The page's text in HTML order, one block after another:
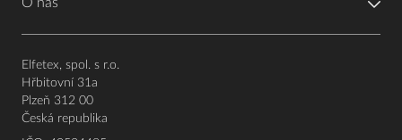
O nás
Elfetex, spol. s r.o.
Hřbitovní 31a
Plzeň 312 00
Česká republika